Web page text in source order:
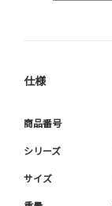
仕様
商品番号
シリーズ
サイズ